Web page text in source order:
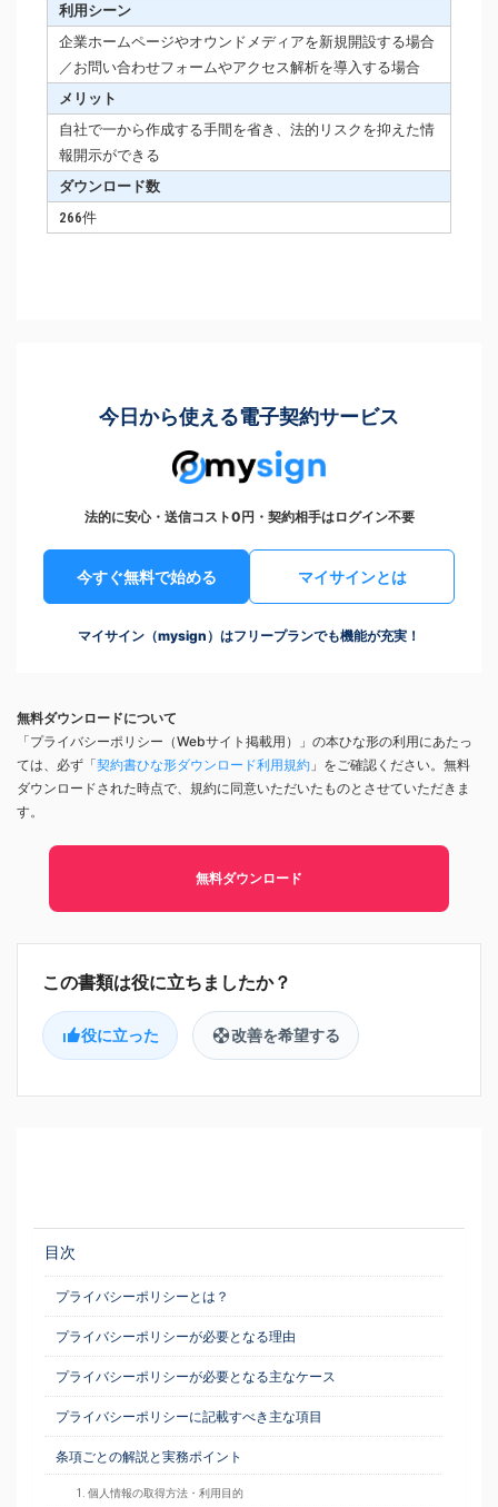
利用シーン
企業ホームページやオウンドメディアを新規開設する場合
／お問い合わせフォームやアクセス解析を導入する場合
メリット
自社で一から作成する手間を省き、法的リスクを抑えた情
報開示ができる
ダウンロード数
266件
今日から使える電子契約サービス
法的に安心・送信コスト0円・契約相手はログイン不要
今すぐ無料で始める マイサインとは
マイサイン（mysign）はフリープランでも機能が充実！
無料ダウンロードについて
「プライバシーポリシー（Webサイト掲載用）」の本ひな形の利用にあたっ
ては、必ず「契約書ひな形ダウンロード利用規約 」をご確認ください。無料
ダウンロードされた時点で、規約に同意いただいたものとさせていただきま
す。
無料ダウンロード
役に立った 改善を希望する
目次
プライバシーポリシーとは？
プライバシーポリシーが必要となる理由
プライバシーポリシーが必要となる主なケース
プライバシーポリシーに記載すべき主な項目
条項ごとの解説と実務ポイント
1. 個人情報の取得方法・利用目的